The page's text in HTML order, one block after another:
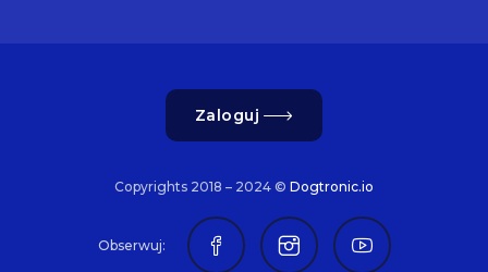
Zaloguj
Copyrights 2018 – 2024 © Dogtronic.io
Obserwuj: